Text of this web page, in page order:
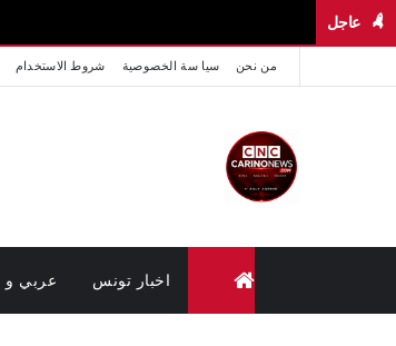
عاجل
من نحن سيا سة الخصوصية شروط الاستخدام
اخبار تونس عربي و